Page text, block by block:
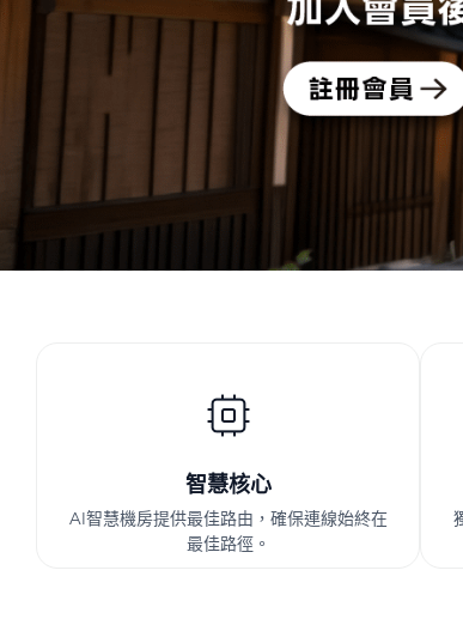
智慧核心
AI智慧機房提供最佳路由，確保連線始終在
最佳路徑。